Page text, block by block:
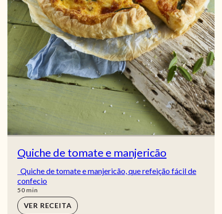
Quiche de tomate e manjericão
Quiche de tomate e manjericão, que refeição fácil de
confecio
50min
min
VER RECEITA